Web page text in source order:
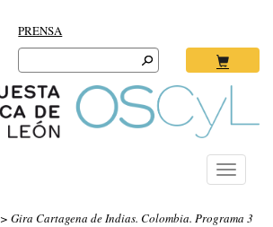
PRENSA
Search
for:
Toggle
> Gira Cartagena de Indias. Colombia. Programa 3